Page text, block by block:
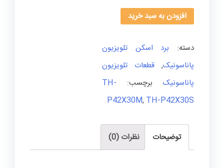
افزودن به سبد خرید
دسته: برد اسکن تلویزیون
پاناسونیک, قطعات تلویزیون
پاناسونیک
برچسب: TH-
P42X30M, TH-P42X30S
توضیحات نظرات (0)